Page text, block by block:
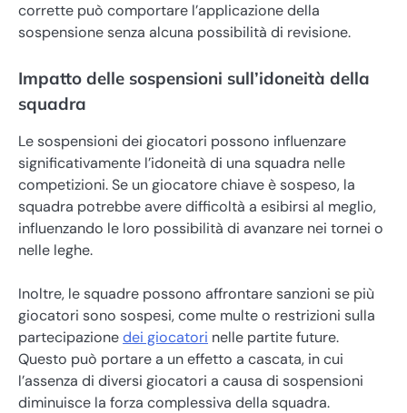
corrette può comportare l’applicazione della
sospensione senza alcuna possibilità di revisione.
Impatto delle sospensioni sull’idoneità della
squadra
Le sospensioni dei giocatori possono influenzare
significativamente l’idoneità di una squadra nelle
competizioni. Se un giocatore chiave è sospeso, la
squadra potrebbe avere difficoltà a esibirsi al meglio,
influenzando le loro possibilità di avanzare nei tornei o
nelle leghe.
Inoltre, le squadre possono affrontare sanzioni se più
giocatori sono sospesi, come multe o restrizioni sulla
partecipazionedei giocatori nelle partite future.
Questo può portare a un effetto a cascata, in cui
l’assenza di diversi giocatori a causa di sospensioni
diminuisce la forza complessiva della squadra.